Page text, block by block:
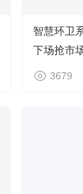
智慧环卫
下场抢市
3679